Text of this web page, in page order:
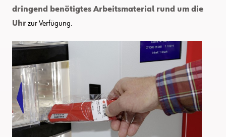
dringend benötigtes Arbeitsmaterial rund um die
Uhrzur Verfügung.